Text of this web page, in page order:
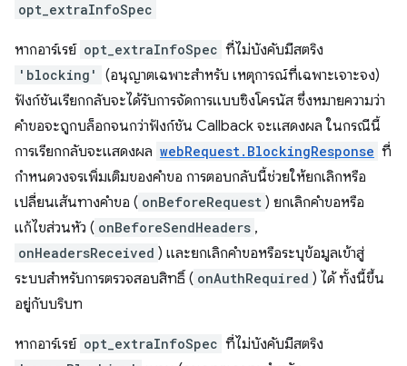
opt_extraInfoSpec
หากอาร์เรย์ opt_extraInfoSpec ที่ไม่บังคับมีสตริง
'blocking'
(อนุญาตเฉพาะสำหรับ เหตุการณ์ที่เฉพาะเจาะจง)
ฟังก์ชันเรียกกลับจะได้รับการจัดการแบบซิงโครนัส ซึ่งหมายความว่า
คำขอจะถูกบล็อกจนกว่าฟังก์ชัน Callback จะแสดงผล ในกรณีนี้
การเรียกกลับจะแสดงผล webRequest.BlockingResponse ที่
กำหนดวงจรเพิ่มเติมของคำขอ การตอบกลับนี้ช่วยให้ยกเลิกหรือ
เปลี่ยนเส้นทางคำขอ ( onBeforeRequest ) ยกเลิกคำขอหรือ
แก้ไขส่วนหัว ( onBeforeSendHeaders ,
onHeadersReceived ) และยกเลิกคำขอหรือระบุข้อมูลเข้าสู่
ระบบสำหรับการตรวจสอบสิทธิ์ ( onAuthRequired ) ได้ ทั้งนี้ขึ้น
อยู่กับบริบท
หากอาร์เรย์ opt_extraInfoSpec ที่ไม่บังคับมีสตริง